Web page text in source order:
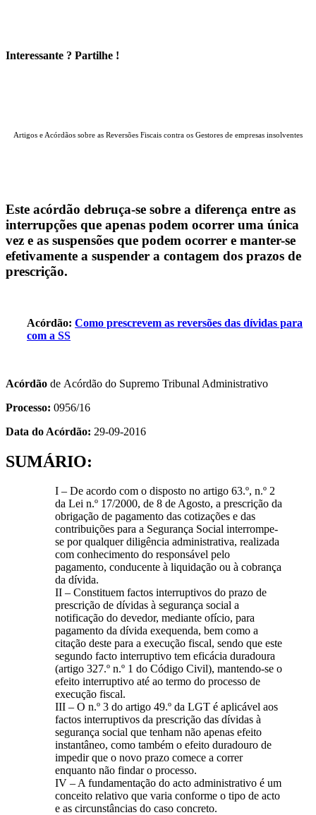
Interessante ? Partilhe !
Artigos e Acórdãos sobre as Reversões Fiscais contra os Gestores de empresas insolventes
Este acórdão debruça-se sobre a diferença entre as
interrupções que apenas podem ocorrer uma única
vez e as suspensões que podem ocorrer e manter-se
efetivamente a suspender a contagem dos prazos de
prescrição.
Acórdão: Como prescrevem as reversões das dívidas para
com a SS
Acórdão de Acórdão do Supremo Tribunal Administrativo
Processo: 0956/16
Data do Acórdão: 29-09-2016
SUMÁRIO:
I – De acordo com o disposto no artigo 63.º, n.º 2
da Lei n.º 17/2000, de 8 de Agosto, a prescrição da
obrigação de pagamento das cotizações e das
contribuições para a Segurança Social interrompe-
se por qualquer diligência administrativa, realizada
com conhecimento do responsável pelo
pagamento, conducente à liquidação ou à cobrança
da dívida.
II – Constituem factos interruptivos do prazo de
prescrição de dívidas à segurança social a
notificação do devedor, mediante ofício, para
pagamento da dívida exequenda, bem como a
citação deste para a execução fiscal, sendo que este
segundo facto interruptivo tem eficácia duradoura
(artigo 327.º n.º 1 do Código Civil), mantendo-se o
efeito interruptivo até ao termo do processo de
execução fiscal.
III – O n.º 3 do artigo 49.º da LGT é aplicável aos
factos interruptivos da prescrição das dívidas à
segurança social que tenham não apenas efeito
instantâneo, como também o efeito duradouro de
impedir que o novo prazo comece a correr
enquanto não findar o processo.
IV – A fundamentação do acto administrativo é um
conceito relativo que varia conforme o tipo de acto
e as circunstâncias do caso concreto.